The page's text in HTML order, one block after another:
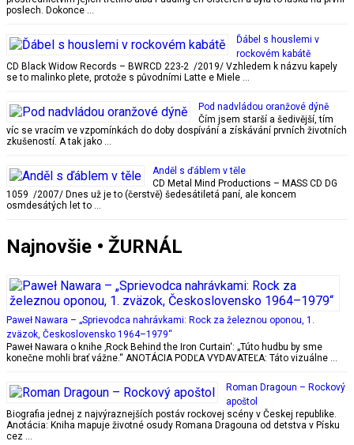
poslech. Dokonce …
Ďábel s houslemi v
rockovém kabátě
CD Black Widow Records – BWRCD 223-2 /2019/ Vzhledem k názvu kapely
se to malinko plete, protože s původními Latte e Miele …
Pod nadvládou oranžové dýně
Čím jsem starší a šedivější, tím
víc se vracím ve vzpomínkách do doby dospívání a získávání prvních životních
zkušeností. A tak jako …
Anděl s ďáblem v těle
CD Metal Mind Productions – MASS CD DG
1059 /2007/ Dnes už je to (čerstvě) šedesátiletá paní, ale koncem
osmdesátých let to …
Najnovšie • ŽURNÁL
Paweł Nawara – „Sprievodca nahrávkami: Rock za železnou oponou, 1.
zväzok, Československo 1964–1979“
Paweł Nawara o knihe ‚Rock Behind the Iron Curtain‘: „Túto hudbu by sme
konečne mohli brať vážne.“ ANOTÁCIA PODĽA VYDAVATEĽA: Táto vizuálne …
Roman Dragoun – Rockový
apoštol
Biografia jednej z najvýraznejších postáv rockovej scény v Českej republike.
Anotácia: Kniha mapuje životné osudy Romana Dragouna od detstva v Písku
cez …